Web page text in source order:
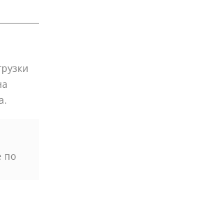
по